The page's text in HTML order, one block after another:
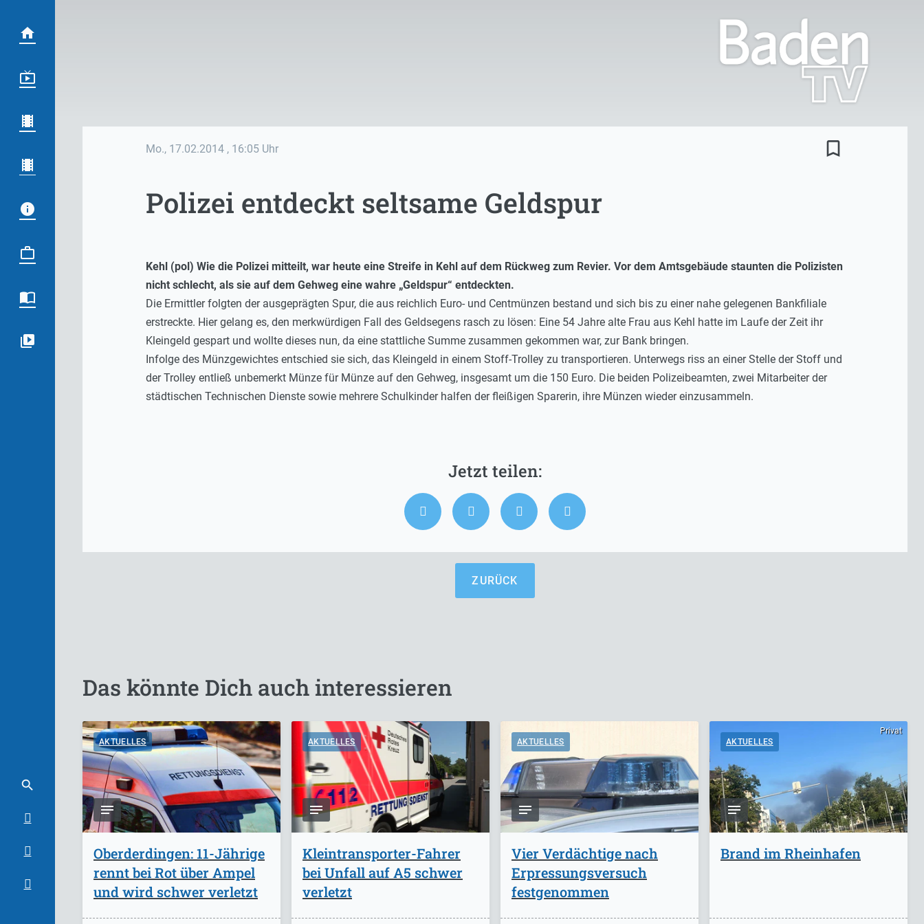
Mo., 17.02.2014 , 16:05 Uhr bookmark_border
Polizei entdeckt seltsame Geldspur
Kehl (pol) Wie die Polizei mitteilt, war heute eine Streife in Kehl auf dem Rückweg zum Revier. Vor dem Amtsgebäude staunten die Polizisten
nicht schlecht, als sie auf dem Gehweg eine wahre „Geldspur“ entdeckten.
Die Ermittler folgten der ausgeprägten Spur, die aus reichlich Euro- und Centmünzen bestand und sich bis zu einer nahe gelegenen Bankfiliale
erstreckte. Hier gelang es, den merkwürdigen Fall des Geldsegens rasch zu lösen: Eine 54 Jahre alte Frau aus Kehl hatte im Laufe der Zeit ihr
Kleingeld gespart und wollte dieses nun, da eine stattliche Summe zusammen gekommen war, zur Bank bringen.
Infolge des Münzgewichtes entschied sie sich, das Kleingeld in einem Stoff-Trolley zu transportieren. Unterwegs riss an einer Stelle der Stoff und
der Trolley entließ unbemerkt Münze für Münze auf den Gehweg, insgesamt um die 150 Euro. Die beiden Polizeibeamten, zwei Mitarbeiter der
städtischen Technischen Dienste sowie mehrere Schulkinder halfen der fleißigen Sparerin, ihre Münzen wieder einzusammeln.
ZURÜCK
Das könnte Dich auch interessieren
AKTUELLES
Oberderdingen: 11-Jährige
rennt bei Rot über Ampel
und wird schwer verletzt
AKTUELLES
Kleintransporter-Fahrer
bei Unfall auf A5 schwer
verletzt
AKTUELLES
Vier Verdächtige nach
Erpressungsversuch
festgenommen
Privat
AKTUELLES
Brand im Rheinhafen